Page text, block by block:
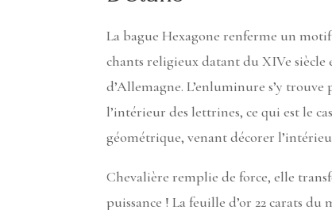
La bague Hexagone renferme un
chants religieux datant du XIVe siècle
d’Allemagne. L’enluminure s’y
l’intérieur des lettrines, ce qui est le
géométrique, venant décorer
Chevalière remplie de force, elle
puissance ! La feuille d’or 22 carats du